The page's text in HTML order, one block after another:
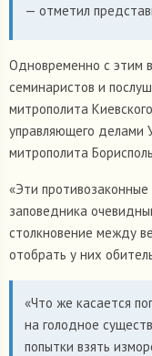
— отметил
Одновременно с этим
семинаристов и
митрополита
управляющего делами
митрополита
«Эти
заповедника
столкновение между
отобрать у них
«Что же касается
на голодное
попытки взять